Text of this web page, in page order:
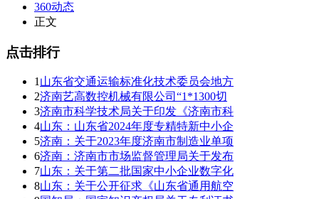
360动态
正文
点击排行
1山东省交通运输标准化技术委员会地方
2济南艺高数控机械有限公司“1*1300切
3济南市科学技术局关于印发《济南市科
4山东：山东省2024年度专精特新中小企
5济南：关于2023年度济南市制造业单项
6济南：济南市市场监督管理局关于发布
7山东：关于第二批国家中小企业数字化
8山东：关于公开征求《山东省通用航空